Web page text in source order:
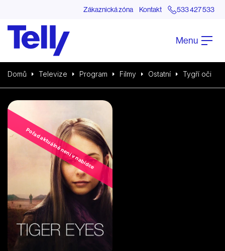
Zákaznická zóna Kontakt 533 427 533
Menu
Domů Televize Program Filmy Ostatní Tygří oči
Pořad aktuálně není v nabídce